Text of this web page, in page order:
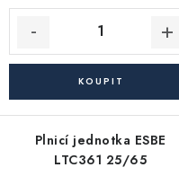
Plnicí jednotka ESBE
LTC361 25/65